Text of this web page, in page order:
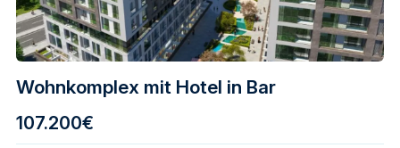
Wohnkomplex mit Hotel in Bar
107.200€